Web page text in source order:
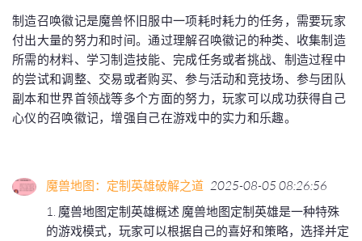
制造召唤徽记是魔兽怀旧服中一项耗时耗力的任务，需要玩家
付出大量的努力和时间。通过理解召唤徽记的种类、收集制造
所需的材料、学习制造技能、完成任务或者挑战、制造过程中
的尝试和调整、交易或者购买、参与活动和竞技场、参与团队
副本和世界首领战等多个方面的努力，玩家可以成功获得自己
心仪的召唤徽记，增强自己在游戏中的实力和乐趣。
魔兽地图：定制英雄破解之道 2025-08-05 08:26:56
1. 魔兽地图定制英雄概述 魔兽地图定制英雄是一种特殊
的游戏模式，玩家可以根据自己的喜好和策略，选择并定